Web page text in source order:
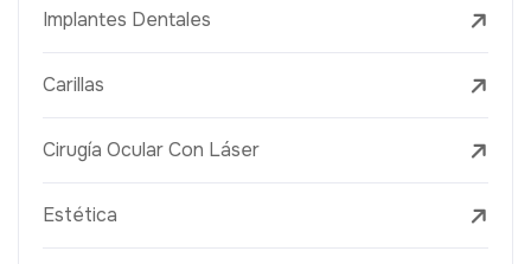
Implantes Dentales
Carillas
Cirugía Ocular Con Láser
Estética